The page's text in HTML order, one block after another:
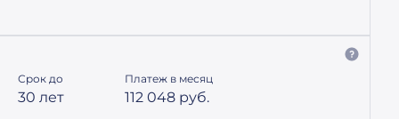
Срок до
30 лет
Платеж в месяц
112 048 руб.